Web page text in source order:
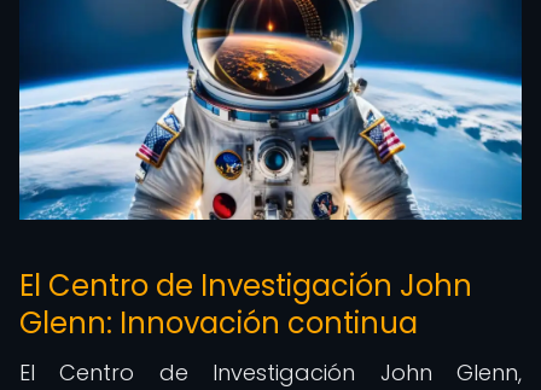
El Centro de Investigación John
Glenn: Innovación continua
El Centro de Investigación John Glenn,